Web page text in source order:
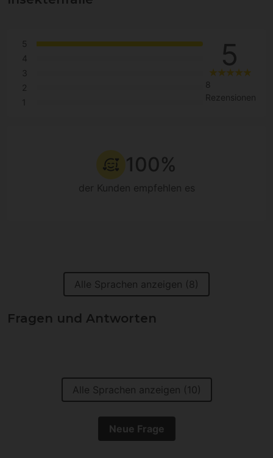
5
4
3
2
1
5
8
Rezensionen
100%
der Kunden empfehlen es
Alle Sprachen anzeigen (8)
Fragen und Antworten
Alle Sprachen anzeigen (10)
Neue Frage